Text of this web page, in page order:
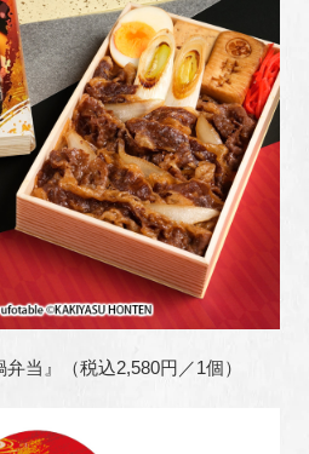
弁当』（税込2,580円／1個）